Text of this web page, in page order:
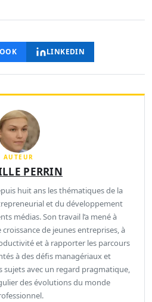
LINKEDIN
AUTEUR
PERRIN
huit ans les thématiques de la
et du développement
médias. Son travail l’a mené à
de jeunes entreprises, à
et à rapporter les parcours
à des défis managériaux et
sujets avec un regard pragmatique,
des évolutions du monde